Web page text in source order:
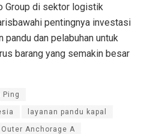
Group di sektor logistik
pentingnya investasi
pandu dan pelabuhan untuk
barang yang semakin besar
Ping
layanan pandu kapal
Outer Anchorage A